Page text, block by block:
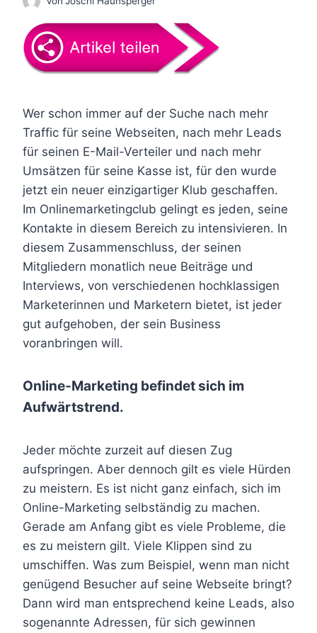
Wer schon immer auf der Suche nach mehr
Traffic für seine Webseiten, nach mehr Leads
für seinen E-Mail-Verteiler und nach mehr
Umsätzen für seine Kasse ist, für den wurde
jetzt ein neuer einzigartiger Klub geschaffen.
Im Onlinemarketingclub gelingt es jeden, seine
Kontakte in diesem Bereich zu intensivieren. In
diesem Zusammenschluss, der seinen
Mitgliedern monatlich neue Beiträge und
Interviews, von verschiedenen hochklassigen
Marketerinnen und Marketern bietet, ist jeder
gut aufgehoben, der sein Business
voranbringen will.
Online-Marketing befindet sich im
Aufwärtstrend.
Jeder möchte zurzeit auf diesen Zug
aufspringen. Aber dennoch gilt es viele Hürden
zu meistern. Es ist nicht ganz einfach, sich im
Online-Marketing selbständig zu machen.
Gerade am Anfang gibt es viele Probleme, die
es zu meistern gilt. Viele Klippen sind zu
umschiffen. Was zum Beispiel, wenn man nicht
genügend Besucher auf seine Webseite bringt?
Dann wird man entsprechend keine Leads, also
sogenannte Adressen, für sich gewinnen